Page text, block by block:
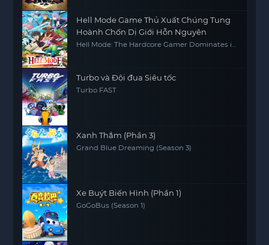
Hell Mode Game Thủ Xuất Chúng Tung
Hoành Chốn Dị Giới Hỗn Nguyên
Hell Mode: The Hardcore Gamer Dominates in
Turbo và Đội đua Siêu tốc
Turbo FAST
Xanh Thẳm (Phần 3)
Grand Blue Dreaming (Season 3)
Xe Buýt Biến Hình (Phần 1)
GoGoBus (Season 1)